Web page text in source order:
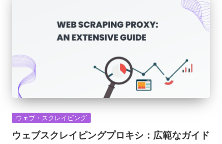
y
Pr
o
x
y
い
カ
ゴ
ウェブ・スクレイピング
ウェブスクレイピングプロキシ：広範なガイド